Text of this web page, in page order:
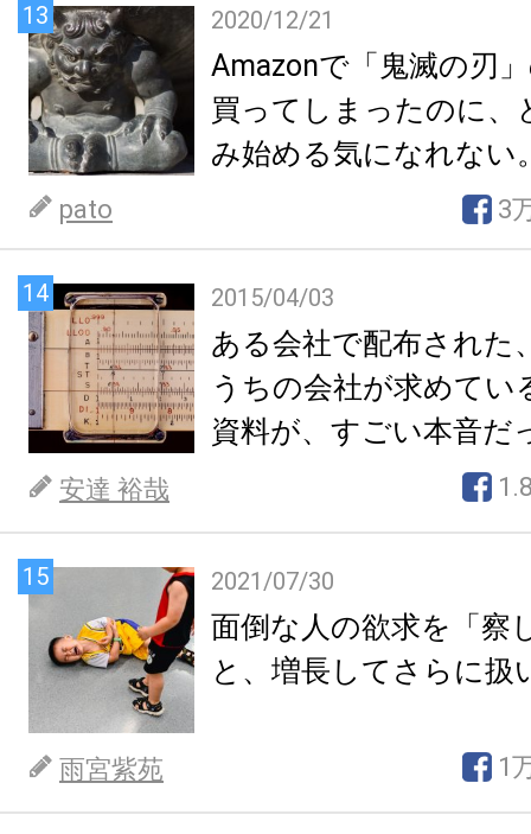
13 2020/12/21
Amazonで「鬼滅の刃
買ってしまったのに、
み始める気になれない
pato 3
14 2015/04/03
ある会社で配布された
うちの会社が求めてい
資料が、すごい本音だ
安達 裕哉
15 2021/07/30
面倒な人の欲求を「察
と、増長してさらに扱
雨宮紫苑 1